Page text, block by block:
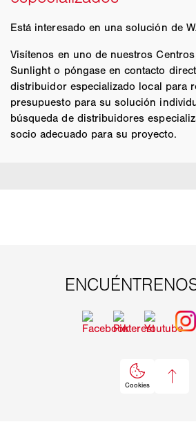
Está interesado en una solución de
Visítenos en uno de nuestros
Sunlight o póngase en contacto
distribuidor especializado local para
presupuesto para su solución
búsqueda de distribuidores
socio adecuado para su proyecto.